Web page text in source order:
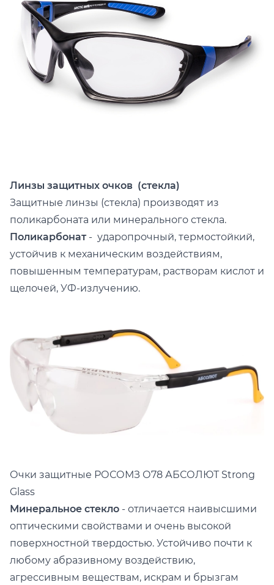
Линзы защитных очков (стекла)
Защитные линзы (стекла) производят из
поликарбоната или минерального стекла.
Поликарбонат - ударопрочный, термостойкий,
устойчив к механическим воздействиям,
повышенным температурам, растворам кислот и
щелочей, УФ-излучению.
Очки защитные РОСОМЗ О78 АБСОЛЮТ Strong
Glass
Минеральное стекло - отличается наивысшими
оптическими свойствами и очень высокой
поверхностной твердостью. Устойчиво почти к
любому абразивному воздействию,
агрессивным веществам, искрам и брызгам